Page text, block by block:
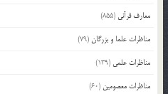
معارف قرآنی (855)
مناظرات علما و بزرگان(79)
مناظرات علمی (139)
مناظرات معصومین (60)